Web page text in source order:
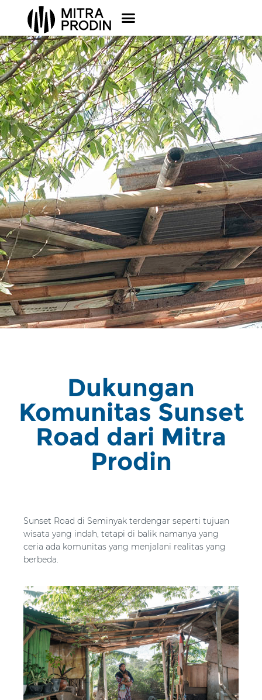
Dukungan
Komunitas Sunset
Road dari Mitra
Prodin
Sunset Road di Seminyak terdengar seperti tujuan
wisata yang indah, tetapi di balik namanya yang
ceria ada komunitas yang menjalani realitas yang
berbeda.